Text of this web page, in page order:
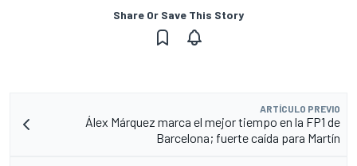
Share Or Save This Story
ARTÍCULO PREVIO
Álex Márquez marca el mejor tiempo en la FP1 de
Barcelona; fuerte caída para Martín